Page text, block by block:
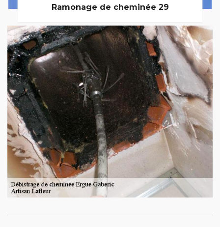
Ramonage de cheminée 29